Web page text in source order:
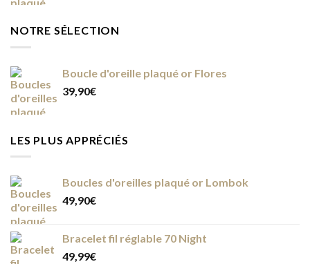
NOTRE SÉLECTION
Boucle d'oreille plaqué or Flores
39,90€
LES PLUS APPRÉCIÉS
Boucles d'oreilles plaqué or Lombok
49,90€
Bracelet fil réglable 70 Night
49,99€